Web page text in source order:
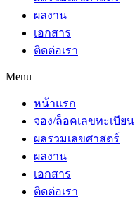
ผลงาน
เอกสาร
ติดต่อเรา
Menu
หน้าแรก
จอง/ล็อคเลขทะเบียน
ผลรวมเลขศาสตร์
ผลงาน
เอกสาร
ติดต่อเรา